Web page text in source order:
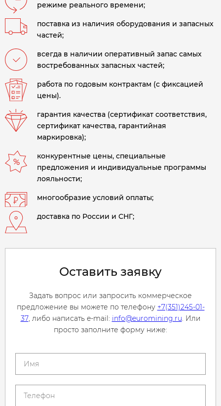
режиме реального времени;
поставка из наличия оборудования и запасных
частей;
всегда в наличии оперативный запас самых
востребованных запасных частей;
работа по годовым контрактам (с фиксацией
цены).
гарантия качества (сертификат соответствия,
сертификат качества, гарантийная
маркировка);
конкурентные цены, специальные
предложения и индивидуальные программы
лояльности;
многообразие условий оплаты;
доставка по России и СНГ;
Оставить заявку
Задать вопрос или запросить коммерческое
предложение вы можете по телефону +7(351)245-01-
37, либо написать e-mail: info@euromining.ru. Или
просто заполните форму ниже: